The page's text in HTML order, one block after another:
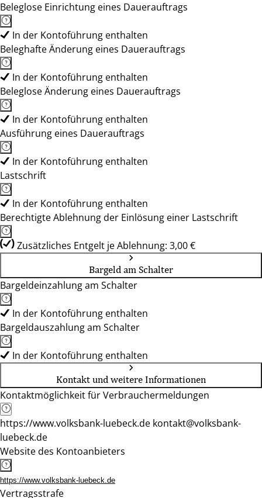
Beleglose Einrichtung eines Dauerauftrags
In der Kontoführung enthalten
Beleghafte Änderung eines Dauerauftrags
In der Kontoführung enthalten
Beleglose Änderung eines Dauerauftrags
In der Kontoführung enthalten
Ausführung eines Dauerauftrags
In der Kontoführung enthalten
Lastschrift
In der Kontoführung enthalten
Berechtigte Ablehnung der Einlösung einer Lastschrift
Zusätzliches Entgelt je Ablehnung: 3,00 €
Bargeld am Schalter
Bargeldeinzahlung am Schalter
In der Kontoführung enthalten
Bargeldauszahlung am Schalter
In der Kontoführung enthalten
Kontakt und weitere Informationen
Kontaktmöglichkeit für Verbrauchermeldungen
https://www.volksbank-luebeck.de kontakt@volksbank-
luebeck.de
Website des Kontoanbieters
https://www.volksbank-luebeck.de
Vertragsstrafe